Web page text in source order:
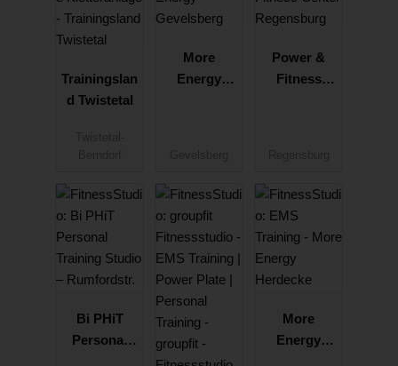
Trainingslan
d Twistetal
More
Energy
Power &
Fitness
Bi PHiT
Personal
More
Energy